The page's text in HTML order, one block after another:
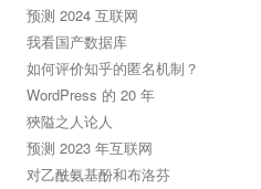
预测 2024 互联网
我看国产数据库
如何评价知乎的匿名机制？
WordPress 的 20 年
狹隘之人论人
预测 2023 年互联网
对乙酰氨基酚和布洛芬